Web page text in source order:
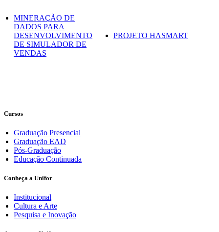
MINERAÇÃO DE
DADOS PARA
DESENVOLVIMENTO
DE SIMULADOR DE
VENDAS
PROJETO HASMART
Cursos
Graduação Presencial
Graduação EAD
Pós-Graduação
Educação Continuada
Conheça a Unifor
Institucional
Cultura e Arte
Pesquisa e Inovação